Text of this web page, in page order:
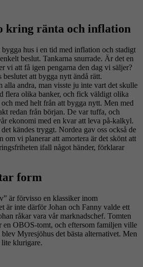
kring ränta och inflation
hus i en tid med inflation och stadigt
beslut. Tankarna snurrade. Är det en
vi att få igen pengarna den dag vi säljer?
att bygga nytt ändå rätt.
alla andra, man visste ju inte vart det skulle
flera olika banker, och fick väldigt olika
med helt från att bygga nytt. Men med
redan från början. De var tuffa, och
ekonomi med en kvar att leva på-kalkyl.
kändes tryggt. Nordea gav oss också de
om vi planerar att amortera är det skönt att
ifall något händer, förklarar
form
är förvisso en klassiker inom
är inte därför Johan och Fanny valde ett
råkar vara vår marknadschef. Tomten
en OBOS-tomt, och eftersom familjen ville
Myresjöhus det bästa alternativet. Men
klurigare.